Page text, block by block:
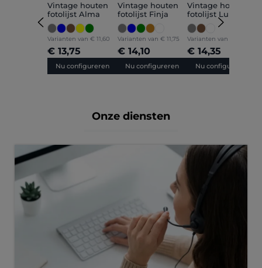
Vintage houten
fotolijst Alma
Varianten van € 11,60
€ 13,75
Nu configureren
Vintage houten
fotolijst Finja
Varianten van € 11,75
€ 14,10
Nu configureren
Vintage houten
fotolijst Luise
Varianten van
€ 14,35
Nu configureren
Onze diensten